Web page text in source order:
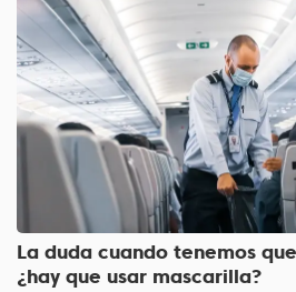
La duda cuando tenemos
¿hay que usar mascarilla?